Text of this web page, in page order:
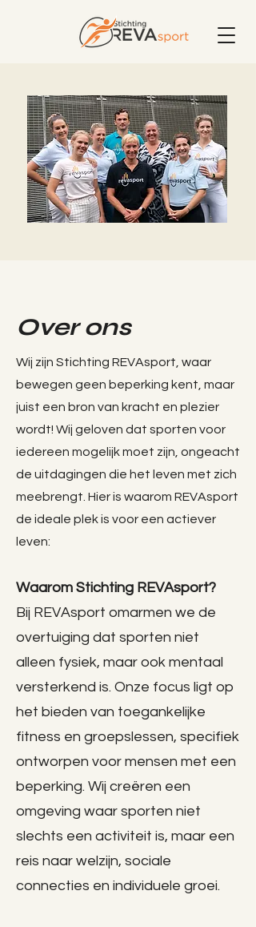
Over ons
Wij zijn Stichting REVAsport, waar
bewegen geen beperking kent, maar
juist een bron van kracht en plezier
wordt! Wij geloven dat sporten voor
iedereen mogelijk moet zijn, ongeacht
de uitdagingen die het leven met zich
meebrengt. Hier is waarom REVAsport
de ideale plek is voor een actiever
leven:
Waarom Stichting REVAsport?
Bij REVAsport omarmen we de
overtuiging dat sporten niet
alleen fysiek, maar ook mentaal
versterkend is. Onze focus ligt op
het bieden van toegankelijke
fitness en groepslessen, specifiek
ontworpen voor mensen met een
beperking. Wij creëren een
omgeving waar sporten niet
slechts een activiteit is, maar een
reis naar welzijn, sociale
connecties en individuele groei.